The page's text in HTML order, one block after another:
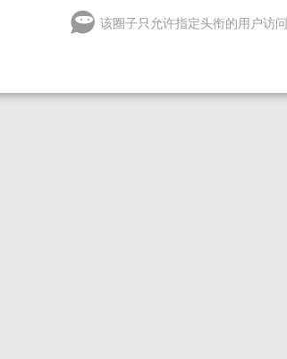
该圈子只允许指定头衔的用户访问